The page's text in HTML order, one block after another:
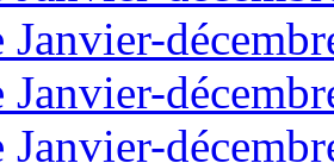
Janvier-
Janvier-
Janvier-